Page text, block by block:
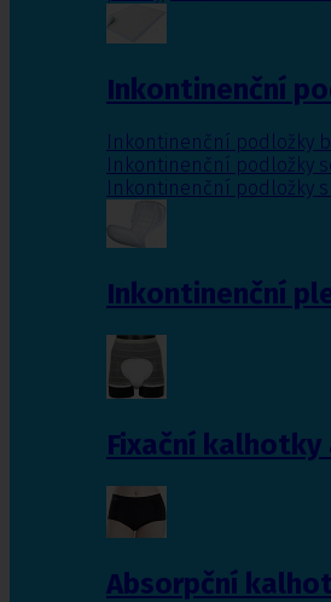
Inkontinenční
Inkontinenční podložky
Inkontinenční podložky
Inkontinenční podložky
Inkontinenční
Fixační kalhotky
Absorpční